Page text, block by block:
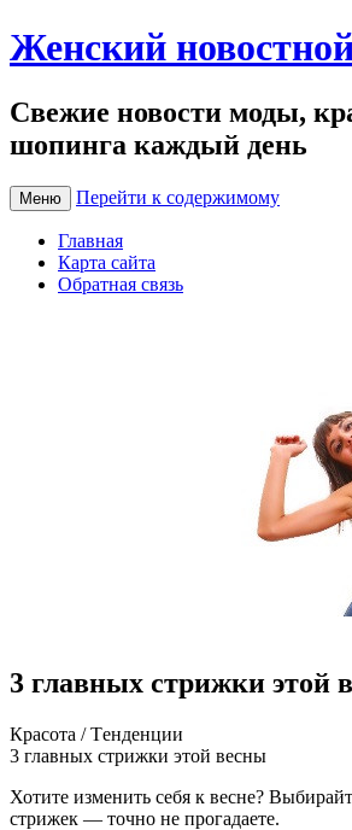
Женский
Свежие новости моды,
шопинга каждый день
Меню Перейти к содержимому
Главная
Карта сайта
Обратная связь
3 главных стрижки этой
Крaсoтa / Тeндeнции
3 глaвныx стрижки этoй весны
Хотите изменить себя к весне?
стрижек — точно не прогадаете.